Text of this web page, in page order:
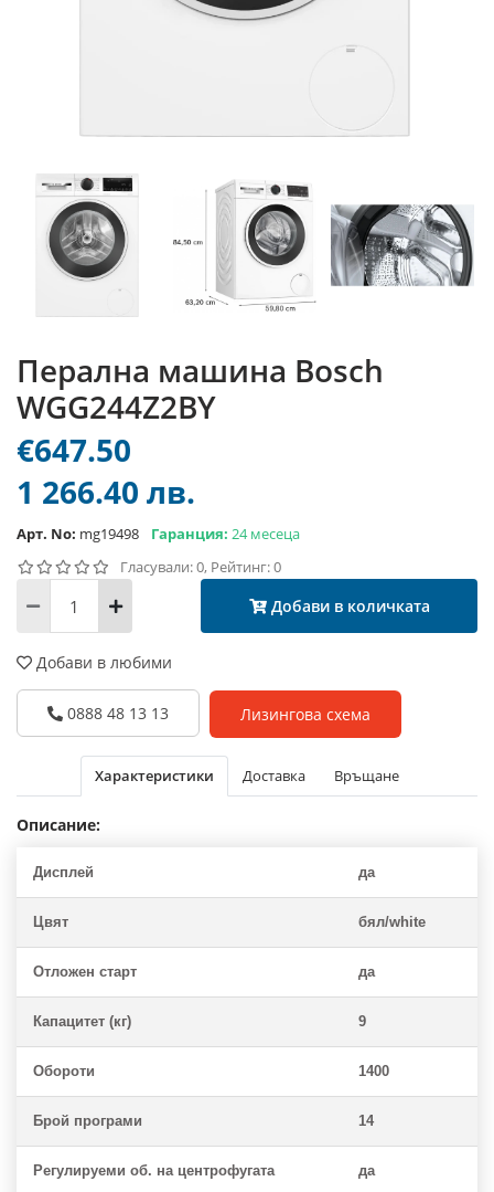
Перална машина Bosch
WGG244Z2BY
€647.50
1 266.40 лв.
Арт. No: mg19498 Гаранция: 24 месеца
Гласували: 0, Рейтинг: 0
Добави в количката
Добави в любими
0888 48 13 13 Лизингова схема
Характеристики Доставка Връщане
Описание:
Дисплей да
Цвят бял/white
Отложен старт да
Капацитет (кг) 9
Обороти 1400
Брой програми 14
Регулируеми об. на центрофугата да